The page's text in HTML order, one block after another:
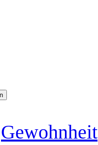
Gewohnheit